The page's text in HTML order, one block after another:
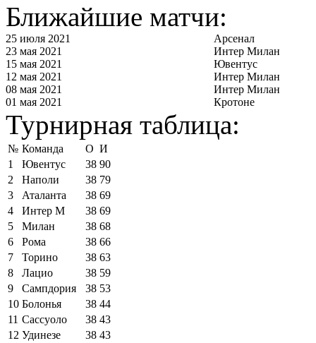
Ближайшие матчи:
25 июля 2021
Арсенал
23 мая 2021
Интер Милан
15 мая 2021
Ювентус
12 мая 2021
Интер Милан
08 мая 2021
Интер Милан
01 мая 2021
Кротоне
Турнирная таблица:
№ Команда О И
1
Ювентус 38 90
2
Наполи 38 79
3
Аталанта 38 69
4
Интер М 38 69
5
Милан 38 68
6
Рома 38 66
7
Торино 38 63
8
Лацио 38 59
9
Сампдория 38 53
10 Болонья 38 44
11 Сассуоло 38 43
12 Удинезе 38 43